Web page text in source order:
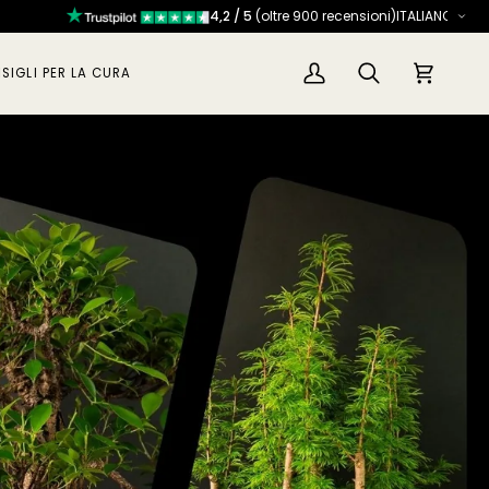
4,2 / 5 (oltre 900 recensioni)
PER LA CURA
Il
Cerca Carrello